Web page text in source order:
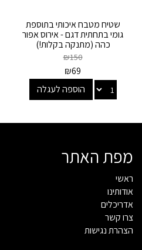
שטיח מטבח איכותי בתוספת
גומי בתחתית דגם - אירוס אפור
כהה (מתנקה בקלות!)
₪150
₪69
הוספה לעגלה
מפת האתר
ראשי
אודותינו
אדריכלים
צרו קשר
הצהרת נגישות